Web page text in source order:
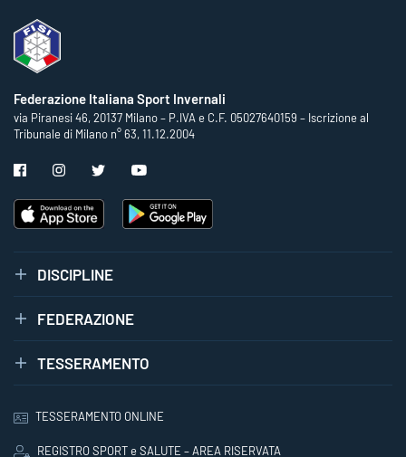
Federazione Italiana Sport Invernali
via Piranesi 46, 20137 Milano – P.IVA e C.F. 05027640159 – Iscrizione al
Tribunale di Milano n° 63, 11.12.2004
DISCIPLINE
FEDERAZIONE
TESSERAMENTO
TESSERAMENTO ONLINE
REGISTRO SPORT e SALUTE – AREA RISERVATA